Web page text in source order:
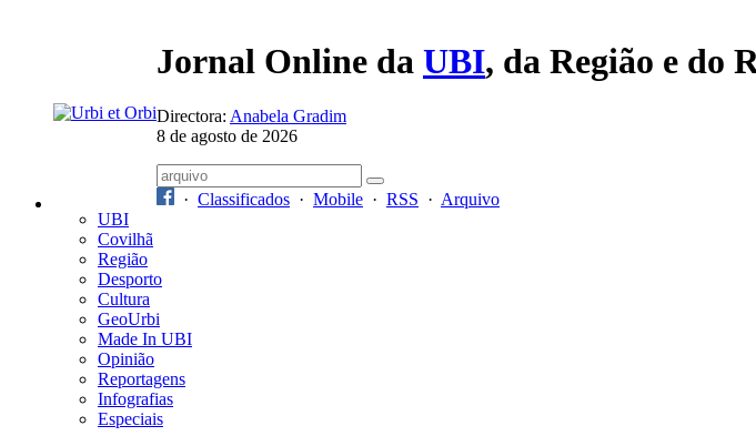
Jornal Online da UBI, da Região e do
Directora: Anabela Gradim
8 de agosto de 2026
· Classificados · Mobile · RSS · Arquivo
UBI
Covilhã
Região
Desporto
Cultura
GeoUrbi
Made In UBI
Opinião
Reportagens
Infografias
Especiais